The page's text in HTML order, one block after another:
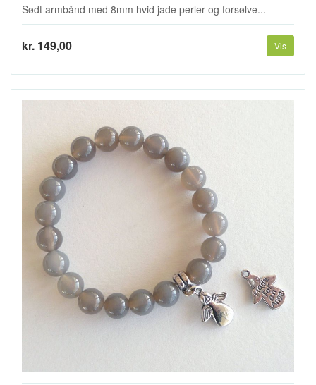
Sødt armbånd med 8mm hvid jade perler og forsølve...
kr. 149,00 Vis